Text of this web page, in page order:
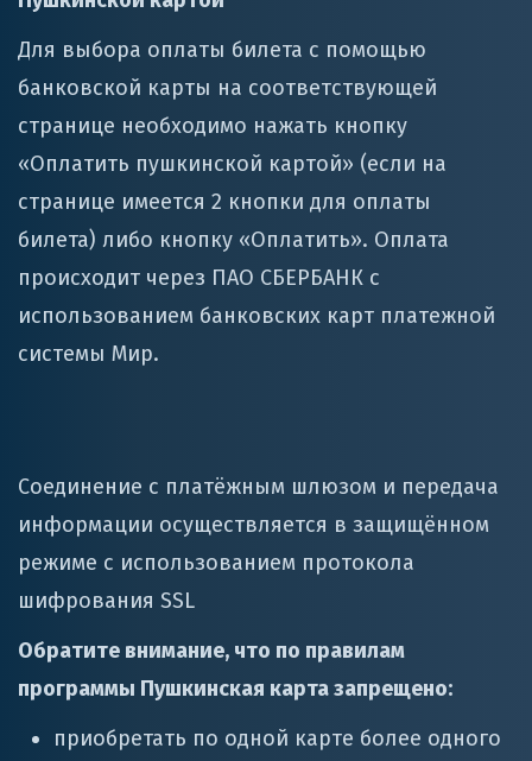
Для выбора оплаты билета с помощью
банковской карты на соответствующей
странице необходимо нажать кнопку
«Оплатить пушкинской картой» (если на
странице имеется 2 кнопки для оплаты
билета) либо кнопку «Оплатить». Оплата
происходит через ПАО СБЕРБАНК с
использованием банковских карт платежной
системы Мир.
Соединение с платёжным шлюзом и передача
информации осуществляется в защищённом
режиме с использованием протокола
шифрования SSL
Обратите внимание, что по правилам
программы Пушкинская карта запрещено:
приобретать по одной карте более одного